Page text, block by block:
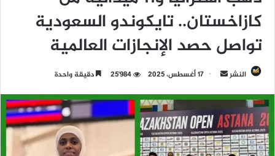
كازاخستان.. تايكوندو السعودية
تواصل حصد الإنجازات العالمية
النشر
ل
ب
ر
17 أغسطس، 2025 25٬984 دقيقة واحدة